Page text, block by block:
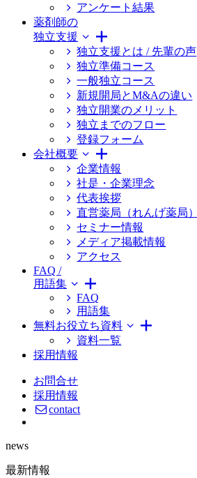
アンケート結果
薬剤師の
独立支援
独立支援とは / 先輩の声
独立準備コース
一般独立コース
新規開局とM&Aの違い
独立開業のメリット
独立までのフロー
登録フォーム
会社概要
企業情報
社是・企業理念
代表挨拶
直営薬局（れんげ薬局）
セミナー情報
メディア掲載情報
アクセス
FAQ /
用語集
FAQ
用語集
無料お役立ち資料
資料一覧
採用情報
お問合せ
採用情報
contact
news
最新情報